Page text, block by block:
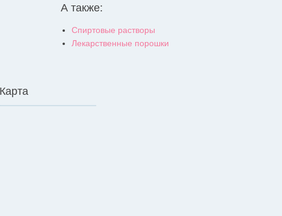
А также:
Спиртовые растворы
Лекарственные порошки
Карта